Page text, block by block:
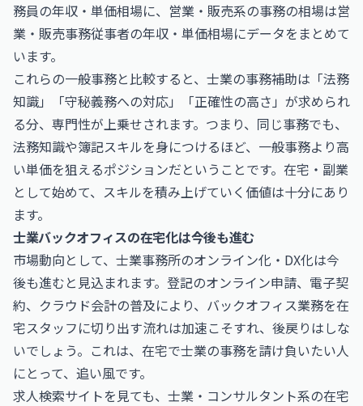
務員の年収・単価相場に、営業・販売系の事務の相場は営
業・販売事務従事者の年収・単価相場にデータをまとめて
います。
これらの一般事務と比較すると、士業の事務補助は「法務
知識」「守秘義務への対応」「正確性の高さ」が求められ
る分、専門性が上乗せされます。つまり、同じ事務でも、
法務知識や簿記スキルを身につけるほど、一般事務より高
い単価を狙えるポジションだということです。在宅・副業
として始めて、スキルを積み上げていく価値は十分にあり
ます。
士業バックオフィスの在宅化は今後も進む
市場動向として、士業事務所のオンライン化・DX化は今
後も進むと見込まれます。登記のオンライン申請、電子契
約、クラウド会計の普及により、バックオフィス業務を在
宅スタッフに切り出す流れは加速こそすれ、後戻りはしな
いでしょう。これは、在宅で士業の事務を請け負いたい人
にとって、追い風です。
求人検索サイトを見ても、士業・コンサルタント系の在宅